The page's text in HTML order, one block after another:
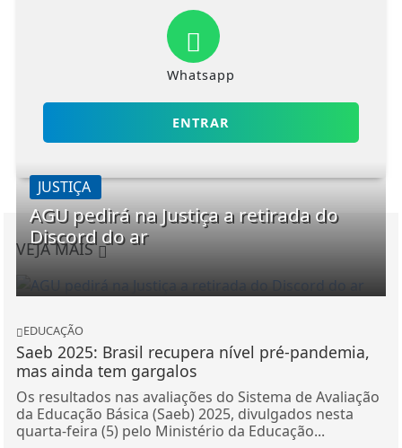
Whatsapp
ENTRAR
VEJA MAIS
JUSTIÇA
AGU pedirá na Justiça a retirada do
Discord do ar
EDUCAÇÃO
Saeb 2025: Brasil recupera nível pré-pandemia,
mas ainda tem gargalos
Os resultados nas avaliações do Sistema de Avaliação
da Educação Básica (Saeb) 2025, divulgados nesta
quarta-feira (5) pelo Ministério da Educação...